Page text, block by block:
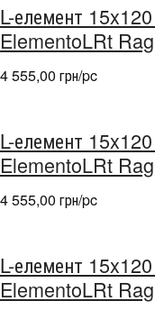
L-елемент
ElementoLRt
4 555,00 грн/pc
L-елемент
ElementoLRt
4 555,00 грн/pc
L-елемент
ElementoLRt